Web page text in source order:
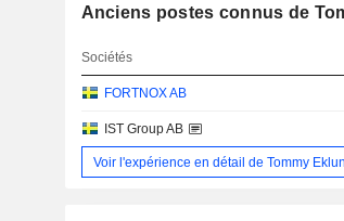
Anciens postes connus de
Sociétés
FORTNOX AB
IST Group AB
Voir l'expérience en détail de Tommy